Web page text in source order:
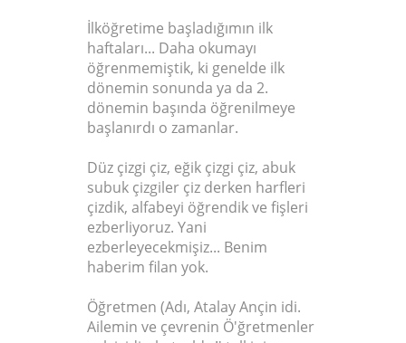
İlköğretime başladığımın ilk
haftaları... Daha okumayı
öğrenmemiştik, ki genelde ilk
dönemin sonunda ya da 2.
dönemin başında öğrenilmeye
başlanırdı o zamanlar.
Düz çizgi çiz, eğik çizgi çiz, abuk
subuk çizgiler çiz derken harfleri
çizdik, alfabeyi öğrendik ve fişleri
ezberliyoruz. Yani
ezberleyecekmişiz... Benim
haberim filan yok.
Öğretmen (Adı, Atalay Ançin idi.
Ailemin ve çevrenin Ö'ğretmenler